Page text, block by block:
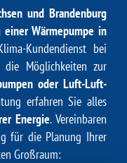
und Brandenburg
einer Wärmepumpe in
Kundendienst bei
Möglichkeiten zur
oder Luft-Luft-
erfahren Sie alles
Energie. Vereinbaren
für die Planung Ihrer
Großraum: